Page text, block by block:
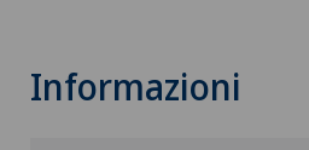
Informazioni